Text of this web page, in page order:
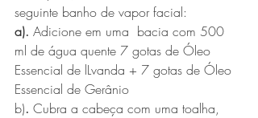
seguinte banho de vapor facial:
a). Adicione em uma  bacia com 500
ml de água quente 7 gotas de Óleo
Essencial de lLvanda + 7 gotas de Óleo
Essencial de Gerânio
b). Cubra a cabeça com uma toalha,